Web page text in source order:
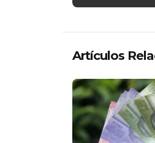
Artículos